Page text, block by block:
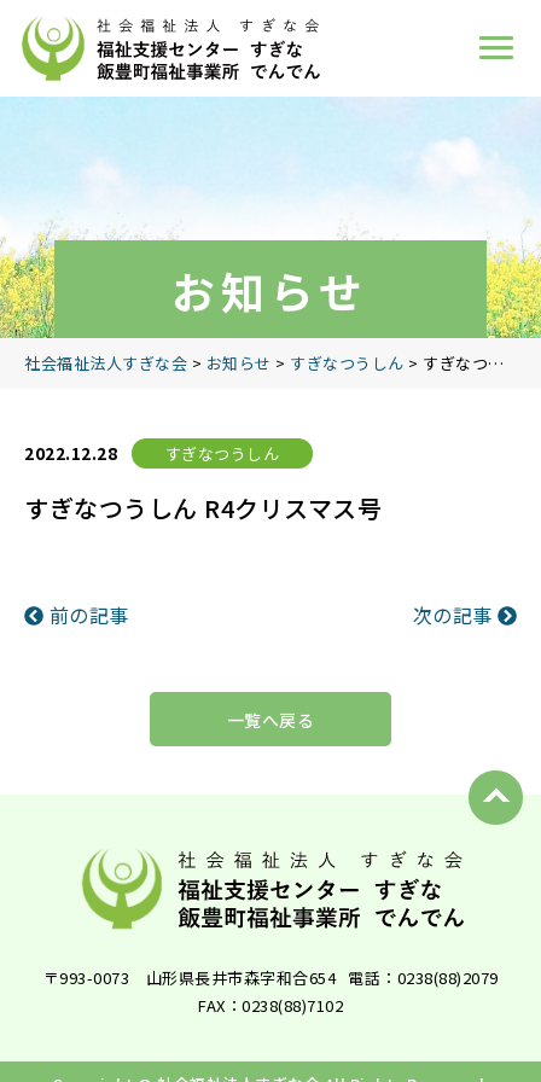
お知らせ
社会福祉法人すぎな会 > お知らせ > すぎなつうしん > すぎなつうしん R4クリスマス号
2022.12.28 すぎなつうしん
すぎなつうしん R4クリスマス号
前の記事 次の記事
一覧へ戻る
〒993-0073 山形県長井市森字和合654 電話：0238(88)2079
FAX：0238(88)7102